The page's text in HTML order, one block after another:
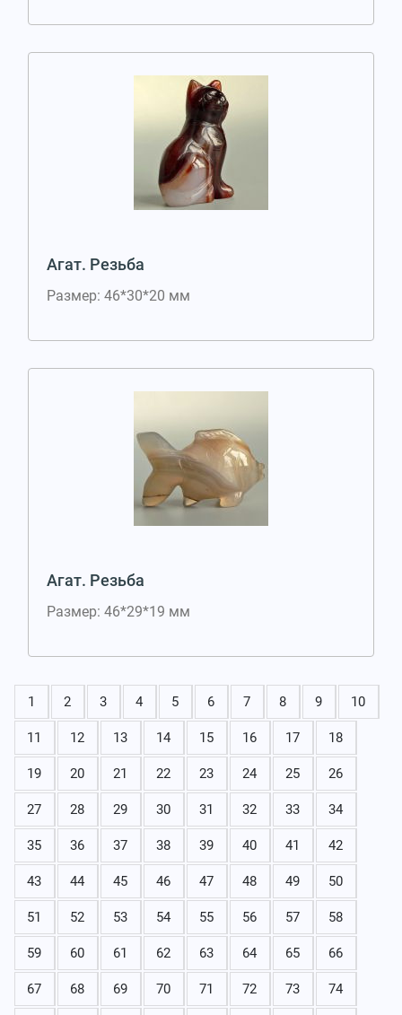
Агат. Резьба
Размер: 46*30*20 мм
Агат. Резьба
Размер: 46*29*19 мм
1 2 3 4 5 6 7 8 9 10
11 12 13 14 15 16 17 18
19 20 21 22 23 24 25 26
27 28 29 30 31 32 33 34
35 36 37 38 39 40 41 42
43 44 45 46 47 48 49 50
51 52 53 54 55 56 57 58
59 60 61 62 63 64 65 66
67 68 69 70 71 72 73 74